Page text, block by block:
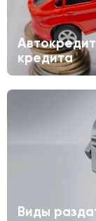
кредита
Виды